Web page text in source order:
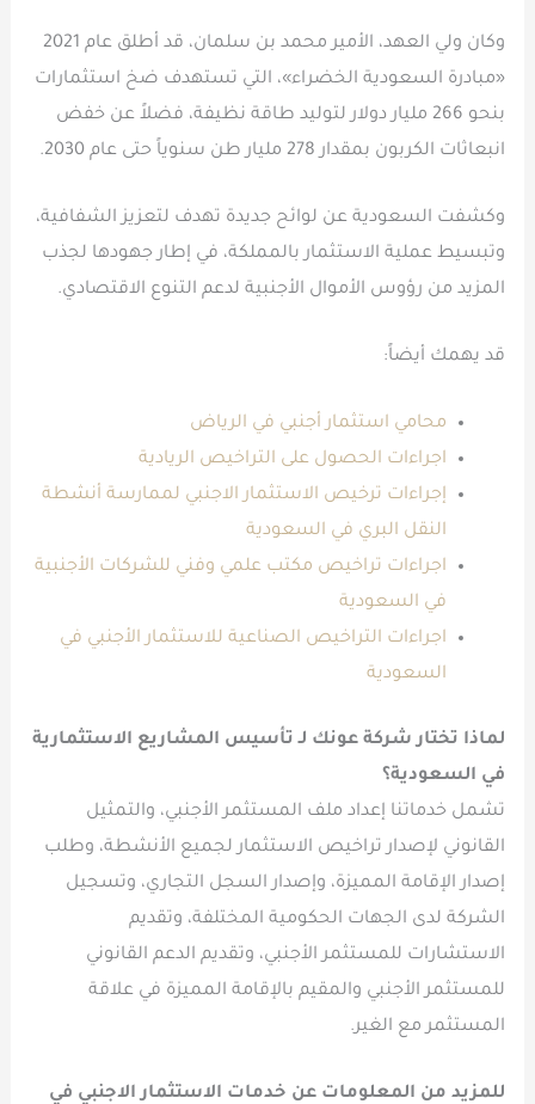
وكان ولي العهد، الأمير محمد بن سلمان، قد أطلق عام 2021
«مبادرة السعودية الخضراء»، التي تستهدف ضخ استثمارات
بنحو 266 مليار دولار لتوليد طاقة نظيفة، فضلاً عن خفض
انبعاثات الكربون بمقدار 278 مليار طن سنوياً حتى عام 2030.
وكشفت السعودية عن لوائح جديدة تهدف لتعزيز الشفافية،
وتبسيط عملية الاستثمار بالمملكة، في إطار جهودها لجذب
المزيد من رؤوس الأموال الأجنبية لدعم التنوع الاقتصادي.
قد يهمك أيضاً:
محامي استثمار أجنبي في الرياض
اجراءات الحصول على التراخيص الريادية
إجراءات ترخيص الاستثمار الاجنبي لممارسة أنشطة
النقل البري في السعودية
اجراءات تراخيص مكتب علمي وفني للشركات الأجنبية
في السعودية
اجراءات التراخيص الصناعية للاستثمار الأجنبي في
السعودية
لماذا تختار شركة عونك لـ تأسيس المشاريع الاستثمارية
في السعودية؟
تشمل خدماتنا إعداد ملف المستثمر الأجنبي، والتمثيل
القانوني لإصدار تراخيص الاستثمار لجميع الأنشطة، وطلب
إصدار الإقامة المميزة، وإصدار السجل التجاري، وتسجيل
الشركة لدى الجهات الحكومية المختلفة، وتقديم
الاستشارات للمستثمر الأجنبي، وتقديم الدعم القانوني
للمستثمر الأجنبي والمقيم بالإقامة المميزة في علاقة
المستثمر مع الغير.
للمزيد من المعلومات عن خدمات الاستثمار الاجنبي في